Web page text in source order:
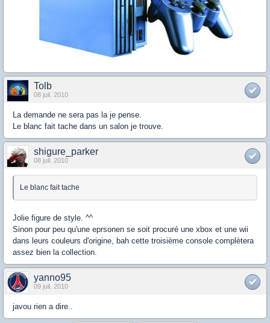
Tolb
08 juil. 2010
La demande ne sera pas la je pense.
Le blanc fait tache dans un salon je trouve.
shigure_parker
08 juil. 2010
Le blanc fait tache
Jolie figure de style. ^^
Sinon pour peu qu'une eprsonen se soit procuré une xbox et une wii
dans leurs couleurs d'origine, bah cette troisième console complètera
assez bien la collection.
yanno95
09 juil. 2010
javou rien a dire..